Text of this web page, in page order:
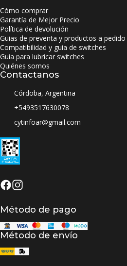
Cómo comprar
Garantía de Mejor Precio
Política de devolución
Guias de preventa y productos a pedido
Compatibilidad y guia de switches
Guia para lubricar switches
Quiénes somos
Contactanos
Córdoba, Argentina
+5493517630078
cytinfoar@gmail.com
Método de pago
Método de envío